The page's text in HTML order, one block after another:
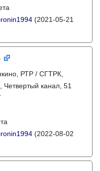
(2021-05-21
РТР / СГТРК,
канал, 51
(2022-08-02